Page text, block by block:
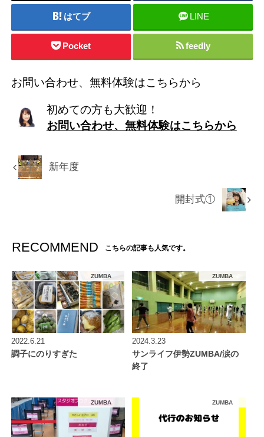
はてブ LINE
Pocket feedly
お問い合わせ、無料体験はこちらから
初めての方も大歓迎！
お問い合わせ、無料体験はこちらから
新年度
開封式①
RECOMMEND こちらの記事も人気です。
ZUMBA
2022.6.21
調子にのりすぎた
ZUMBA
2024.3.23
サンライフ伊勢ZUMBA/涙の
終了
ZUMBA ZUMBA